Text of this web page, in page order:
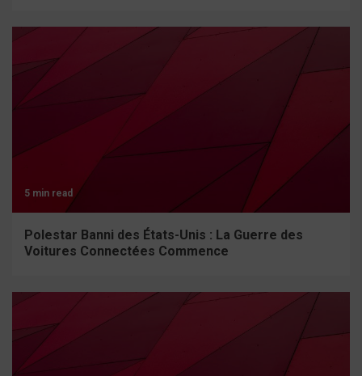
5 min read
Polestar Banni des États-Unis : La Guerre des
Voitures Connectées Commence